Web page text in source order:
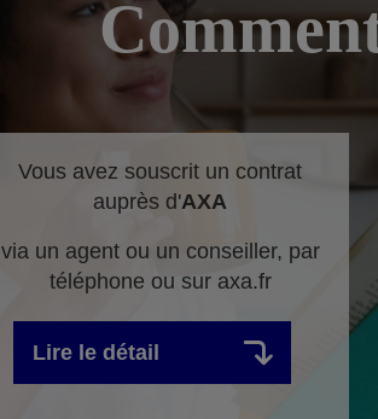
Vous avez souscrit un contrat
auprès d'AXA
via un agent ou un conseiller, par
téléphone ou sur axa.fr
Lire le détail